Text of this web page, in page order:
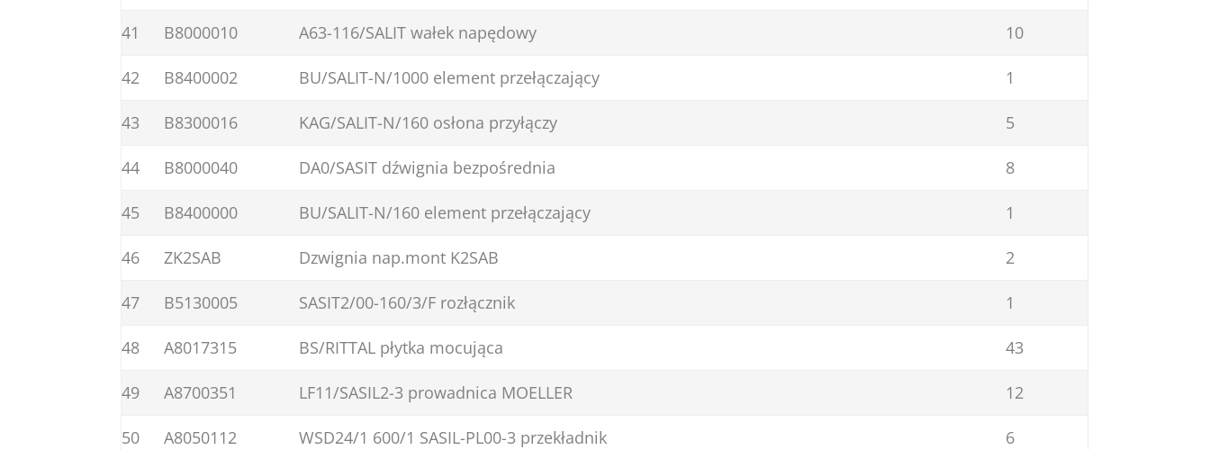
41 B8000010 A63-116/SALIT wałek napędowy 10
42 B8400002 BU/SALIT-N/1000 element przełączający 1
43 B8300016 KAG/SALIT-N/160 osłona przyłączy 5
44 B8000040 DA0/SASIT dźwignia bezpośrednia 8
45 B8400000 BU/SALIT-N/160 element przełączający 1
46 ZK2SAB Dzwignia nap.mont K2SAB 2
47 B5130005 SASIT2/00-160/3/F rozłącznik 1
48 A8017315 BS/RITTAL płytka mocująca 43
49 A8700351 LF11/SASIL2-3 prowadnica MOELLER 12
50 A8050112 WSD24/1 600/1 SASIL-PL00-3 przekładnik 6